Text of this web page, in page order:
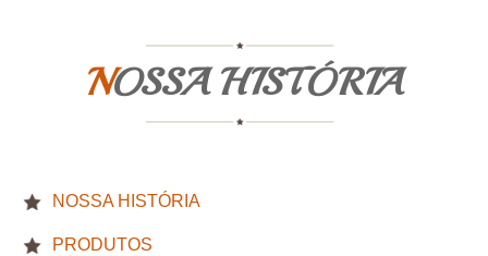
NOSSA HISTÓRIA
NOSSA HISTÓRIA
PRODUTOS